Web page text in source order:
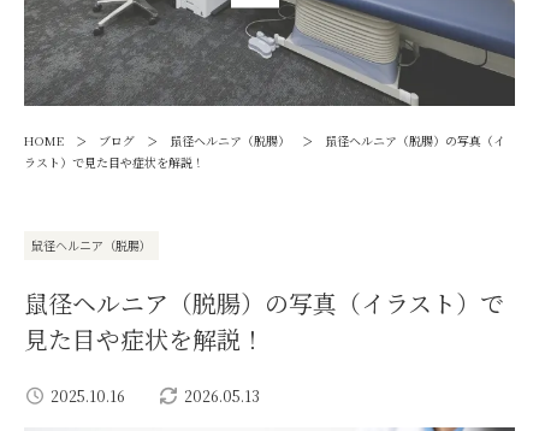
HOME > ブログ > 鼠径ヘルニア（脱腸） >
鼠径ヘルニア（脱腸）の写真（イ
ラスト）で見た目や症状を解説！
鼠径ヘルニア（脱腸）
鼠径ヘルニア（脱腸）の写真（イラスト）で
見た目や症状を解説！
2025.10.16 2026.05.13